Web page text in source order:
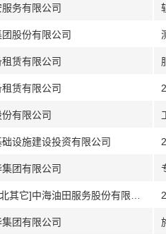
务有限公司
股份有限公司
赁有限公司
赁有限公司
有限公司
设施建设投资有限公司
团有限公司
团有限公司